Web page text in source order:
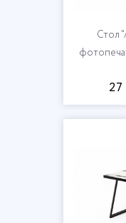
Стол